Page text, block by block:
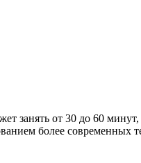
занять от 30 до 60
более современных